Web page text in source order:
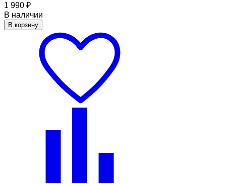
1 990 ₽
В наличии
В корзину